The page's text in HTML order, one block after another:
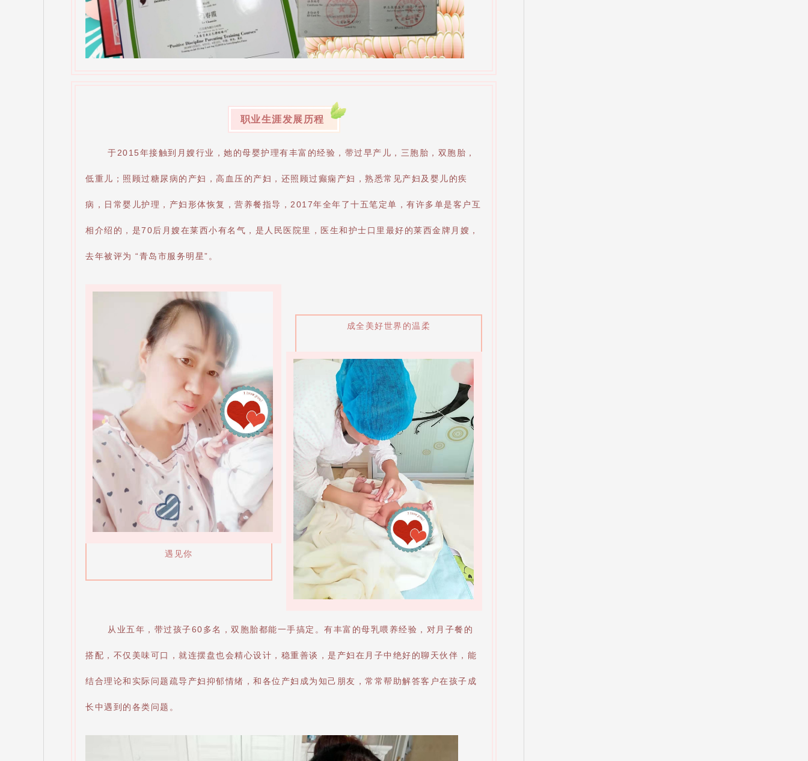
职业生涯发展历程
于2015年接触到月嫂行业，她的母婴护理有丰富的经验，带过早产儿，三胞胎，双胞胎，
低重儿；照顾过糖尿病的产妇，高血压的产妇，还照顾过癫痫产妇，熟悉常见产妇及婴儿的疾
病，日常婴儿护理，产妇形体恢复，营养餐指导，2017年全年了十五笔定单，有许多单是客户互
相介绍的，是70后月嫂在莱西小有名气，是人民医院里，医生和护士口里最好的莱西金牌月嫂，
去年被评为 “青岛市服务明星”。
遇见你
成全美好世界的温柔
从业五年，带过孩子60多名，双胞胎都能一手搞定。有丰富的母乳喂养经验，对月子餐的
搭配，不仅美味可口，就连摆盘也会精心设计，稳重善谈，是产妇在月子中绝好的聊天伙伴，能
结合理论和实际问题疏导产妇抑郁情绪，和各位产妇成为知己朋友，常常帮助解答客户在孩子成
长中遇到的各类问题。